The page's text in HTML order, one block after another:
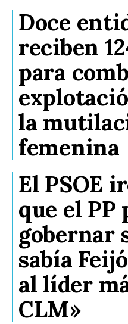
Doce
reciben
para
la
femenina
El PSOE
que el PP
gobernar
sabía
al líder
CLM»